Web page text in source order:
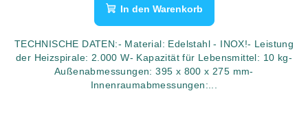
In den Warenkorb
TECHNISCHE DATEN:- Material: Edelstahl - INOX!- Leistung
der Heizspirale: 2.000 W- Kapazität für Lebensmittel: 10 kg-
Außenabmessungen: 395 x 800 x 275 mm-
Innenraumabmessungen:...